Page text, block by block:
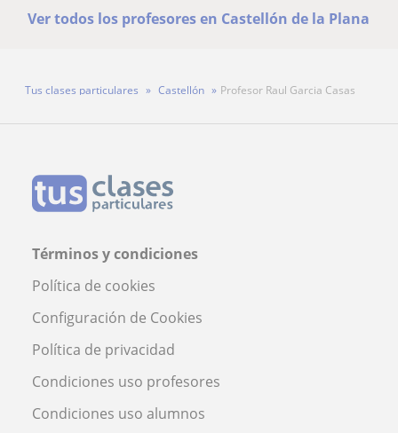
Ver todos los profesores en Castellón de la Plana
Tus clases particulares Castellón Profesor Raul Garcia Casas
Términos y condiciones
Política de cookies
Configuración de Cookies
Política de privacidad
Condiciones uso profesores
Condiciones uso alumnos